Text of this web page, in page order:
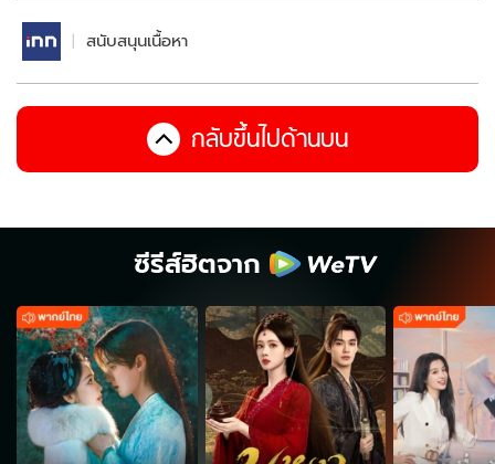
สนับสนุนเนื้อหา
กลับขึ้นไปด้านบน
ซีรีส์ฮิตจาก